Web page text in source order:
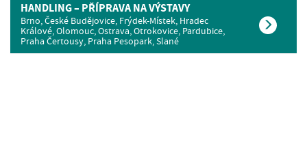
HANDLING – PŘÍPRAVA NA VÝSTAVY
Brno, České Budějovice, Frýdek-Místek, Hradec
Králové, Olomouc, Ostrava, Otrokovice, Pardubice,
Praha Čertousy, Praha Pesopark, Slané